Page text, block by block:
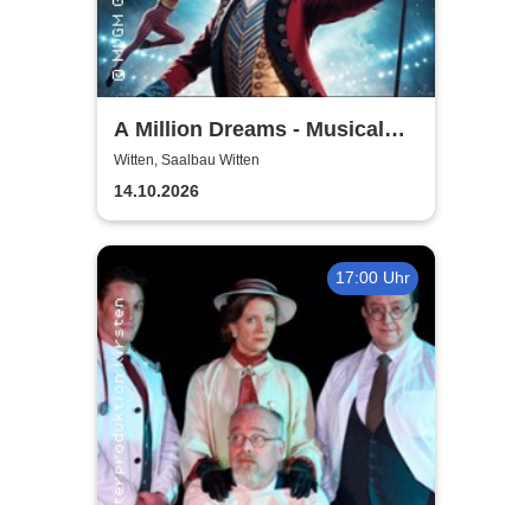
A Million Dreams - Musical
Circus Show
Witten, Saalbau Witten
14.10.2026
17:00 Uhr